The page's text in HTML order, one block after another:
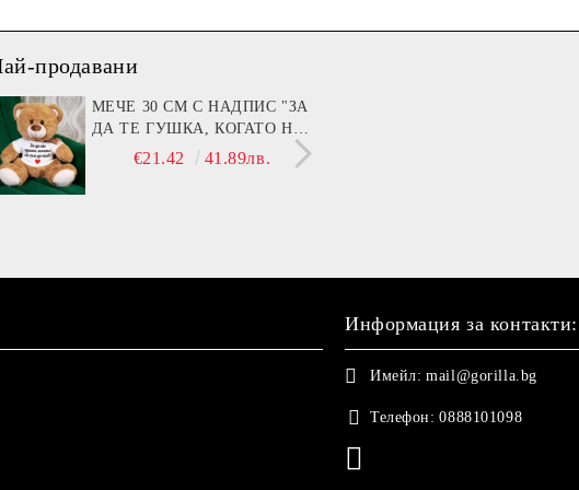
Витамин B (Beer)
€13.90 27.19лв.
продавани
МЕЧЕ 30 СМ С НАДПИС "ЗА
ДА ТЕ ГУШКА, КОГАТО НЕ
СЪМ ДО ТЕБ!"
€21.42 41.89лв.
Информация за контакти:
Имейл: mail@gorilla.bg
Телефон: 0888101098